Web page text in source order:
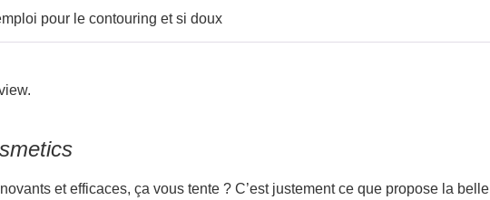
pour le contouring et si doux
et efficaces, ça vous tente ? C’est justement ce que propose la belle